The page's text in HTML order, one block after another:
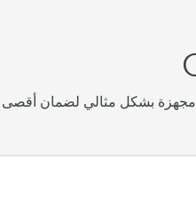
مجهزة بشكل مثالي لضمان